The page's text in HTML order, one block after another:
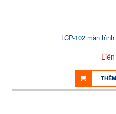
LCP-102 màn